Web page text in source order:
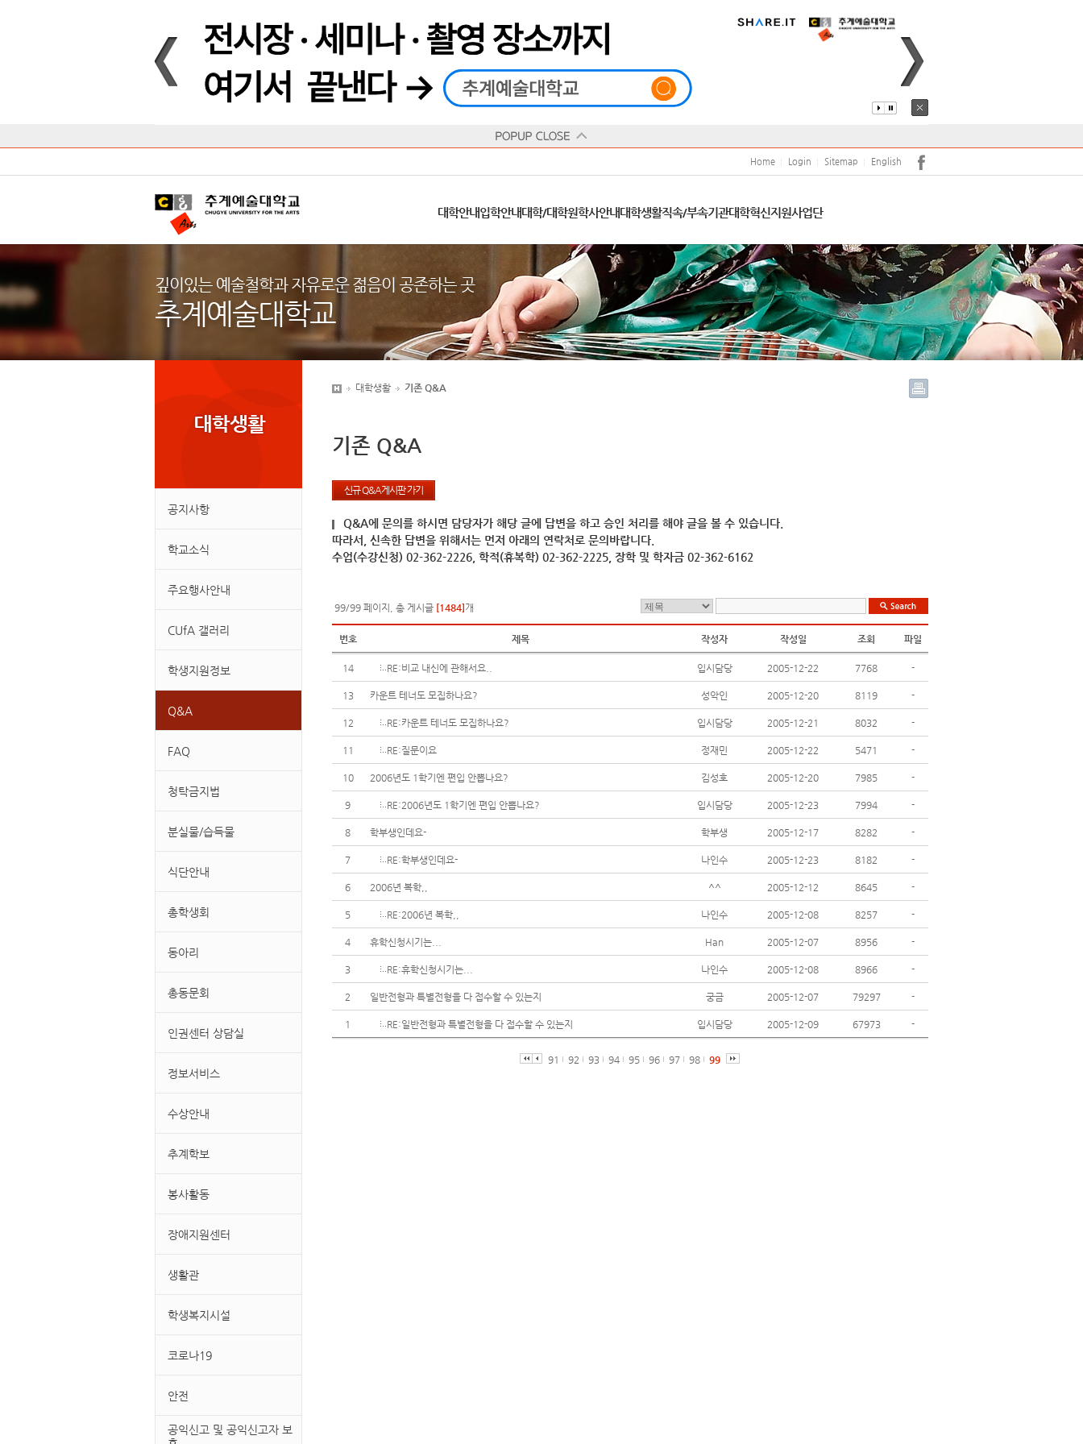
재생정지
Home Login Sitemap English
대학안내
대학안내
추계상징
교원(강사)채용
입학안내
입학안내
대학/대학원
대학/대학원
창의예술대학 융합예술대학
학사안내
학사안내
수업안내
대학생활
대학생활
총학생회
동아리
직속/부속기관
직속/부속기관
산학협력단 인권센터
학보사 학생생활관학생상담센터
대학혁신지원사업단
공지사항
학교소식
주요행사안내
CUfA 갤러리
학생지원정보
Q&A
FAQ
청탁금지법
분실물/습득물
식단안내
총학생회
동아리
총동문회
인권센터 상담실
정보서비스
수상안내
추계학보
봉사활동
장애지원센터
생활관
학생복지시설
코로나19
안전
공익신고 및 공익신고자 보
대학생활 기존 Q&A
기존 Q&A
신규 Q&A게시판 가기
Q&A에 문의를 하시면 담당자가 해당 글에 답변을 하고 승인 처리를 해야 글을 볼 수 있습니다.
따라서, 신속한 답변을 위해서는 먼저 아래의 연락처로 문의바랍니다.
수업(수강신청) 02-362-2226, 학적(휴복학) 02-362-2225, 장학 및 학자금 02-362-6162
99/99 페이지, 총 게시글 [1484] 개
번호 제목 작성자 작성일 조회 파일
14 RE:비교 내신에 관해서요.. 입시담당 2005-12-22 7768 -
13 카운트 테너도 모집하나요? 성악인 2005-12-20 8119 -
12 RE:카운트 테너도 모집하나요? 입시담당 2005-12-21 8032 -
11 RE:질문이요 정재민 2005-12-22 5471 -
10 2006년도 1학기엔 편입 안뽑나요? 김성호 2005-12-20 7985 -
9 RE:2006년도 1학기엔 편입 안뽑나요? 입시담당 2005-12-23 7994 -
8 학부생인데요- 학부생 2005-12-17 8282 -
7 RE:학부생인데요- 나인수 2005-12-23 8182 -
6 2006년 복학,, ^^ 2005-12-12 8645 -
5 RE:2006년 복학,, 나인수 2005-12-08 8257 -
4 휴학신청시기는... Han 2005-12-07 8956 -
3 RE:휴학신청시기는... 나인수 2005-12-08 8966 -
2 일반전형과 특별전형을 다 접수할 수 있는지 궁금 2005-12-07 79297 -
1 RE:일반전형과 특별전형을 다 접수할 수 있는지 입시담당 2005-12-09 67973 -
91 92 93 94 95 96 97 98 99